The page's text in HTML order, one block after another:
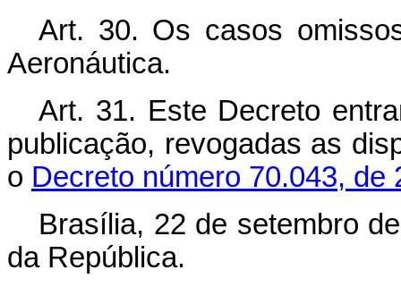
Art. 30. Os casos
Aeronáutica.
Art. 31. Este Decreto
publicação, revogadas as
o Decreto número 70.043, de
Brasília, 22 de setembro
da República.